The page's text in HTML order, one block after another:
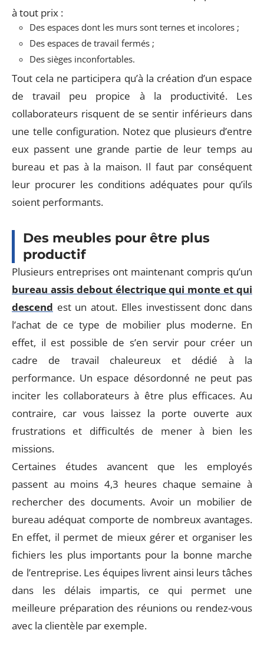
à tout prix :
Des espaces dont les murs sont ternes et incolores ;
Des espaces de travail fermés ;
Des sièges inconfortables.
Tout cela ne participera qu’à la création d’un espace
de travail peu propice à la productivité. Les
collaborateurs risquent de se sentir inférieurs dans
une telle configuration. Notez que plusieurs d’entre
eux passent une grande partie de leur temps au
bureau et pas à la maison. Il faut par conséquent
leur procurer les conditions adéquates pour qu’ils
soient performants.
Des meubles pour être plus
productif
Plusieurs entreprises ont maintenant compris qu’un
bureau assis debout électrique qui monte et qui
descend est un atout. Elles investissent donc dans
l’achat de ce type de mobilier plus moderne. En
effet, il est possible de s’en servir pour créer un
cadre de travail chaleureux et dédié à la
performance. Un espace désordonné ne peut pas
inciter les collaborateurs à être plus efficaces. Au
contraire, car vous laissez la porte ouverte aux
frustrations et difficultés de mener à bien les
missions.
Certaines études avancent que les employés
passent au moins 4,3 heures chaque semaine à
rechercher des documents. Avoir un mobilier de
bureau adéquat comporte de nombreux avantages.
En effet, il permet de mieux gérer et organiser les
fichiers les plus importants pour la bonne marche
de l’entreprise. Les équipes livrent ainsi leurs tâches
dans les délais impartis, ce qui permet une
meilleure préparation des réunions ou rendez-vous
avec la clientèle par exemple.